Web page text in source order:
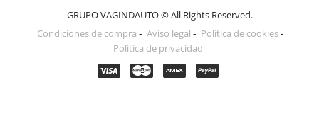
GRUPO VAGINDAUTO © All Rights Reserved.
Condiciones de compra
Aviso legal
Política de cookies
Politica de privacidad